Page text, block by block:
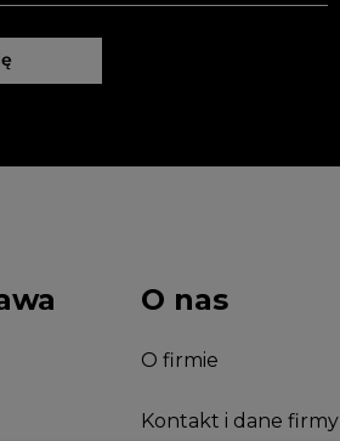
O nas
O firmie
Kontakt i dane firmy